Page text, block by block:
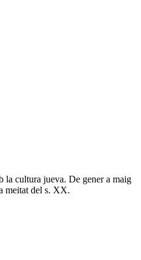
la cultura jueva. De gener a maig
meitat del s. XX.